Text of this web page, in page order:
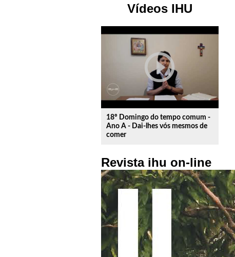
Vídeos IHU
play_circle_outline
18º Domingo do tempo comum -
Ano A - Dai-lhes vós mesmos de
comer
Revista ihu on-line